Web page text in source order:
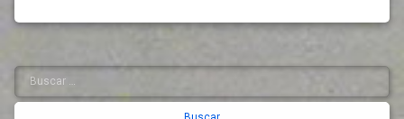
Barra
lateral
Buscar: